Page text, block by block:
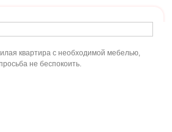
квартира с необходимой мебелью,
не беспокоить.